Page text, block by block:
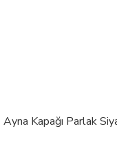
Kapağı Parlak